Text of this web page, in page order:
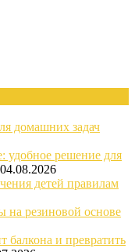
домашних задач
удобное решение для
04.08.2026
детей правилам
на резиновой основе
балкона и превратить